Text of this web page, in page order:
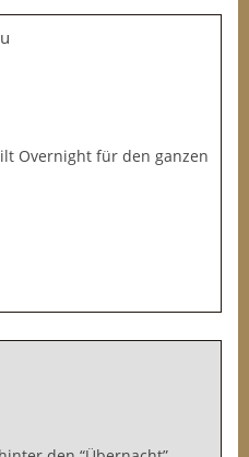
Overnight für den ganzen